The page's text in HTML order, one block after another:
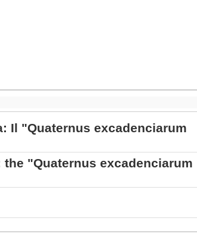
Il "Quaternus excadenciarum
"Quaternus excadenciarum